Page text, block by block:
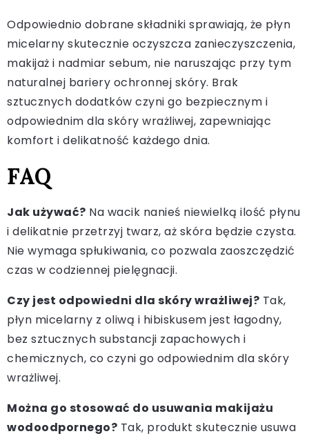
Odpowiednio dobrane składniki sprawiają, że płyn
micelarny skutecznie oczyszcza zanieczyszczenia,
makijaż i nadmiar sebum, nie naruszając przy tym
naturalnej bariery ochronnej skóry. Brak
sztucznych dodatków czyni go bezpiecznym i
odpowiednim dla skóry wrażliwej, zapewniając
komfort i delikatność każdego dnia.
FAQ
Jak używać? Na wacik nanieś niewielką ilość płynu
i delikatnie przetrzyj twarz, aż skóra będzie czysta.
Nie wymaga spłukiwania, co pozwala zaoszczędzić
czas w codziennej pielęgnacji.
Czy jest odpowiedni dla skóry wrażliwej? Tak,
płyn micelarny z oliwą i hibiskusem jest łagodny,
bez sztucznych substancji zapachowych i
chemicznych, co czyni go odpowiednim dla skóry
wrażliwej.
Można go stosować do usuwania makijażu
wodoodpornego? Tak, produkt skutecznie usuwa